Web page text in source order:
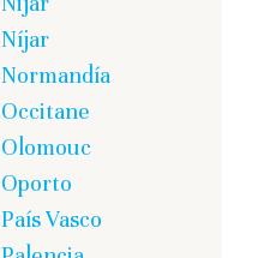
Níjar
Normandía
Occitane
Olomouc
Oporto
País Vasco